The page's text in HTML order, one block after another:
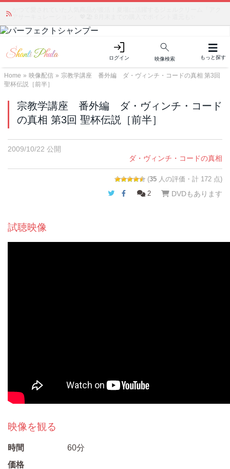
ログイン 映像検索 もっと探す
Home » 映像配信 » 宗教学講座 番外編 ダ・ヴィンチ・コードの真相 第3回
聖杯伝説［前半］
宗教学講座 番外編 ダ・ヴィンチ・コード
の真相 第3回 聖杯伝説［前半］
2009/10/22 公開
ダ・ヴィンチ・コードの真相
(35 人の評価・計 172 点)
Twitter
Facebook
2 DVDもあります
試聴映像
映像を観る
時間
60分
価格